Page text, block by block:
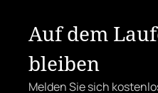
Auf dem
bleiben
Melden Sie sich